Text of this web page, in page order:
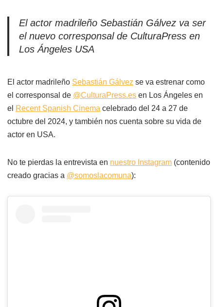
El actor madrileño Sebastián Gálvez va ser
el nuevo corresponsal de CulturaPress en
Los Ángeles USA
El actor madrileño Sebastián Gálvez se va estrenar como
el corresponsal de @CulturaPress.es en Los Ángeles en
el Recent Spanish Cinema celebrado del 24 a 27 de
octubre del 2024, y también nos cuenta sobre su vida de
actor en USA.
No te pierdas la entrevista en nuestro Instagram (contenido
creado gracias a @somoslacomuna):